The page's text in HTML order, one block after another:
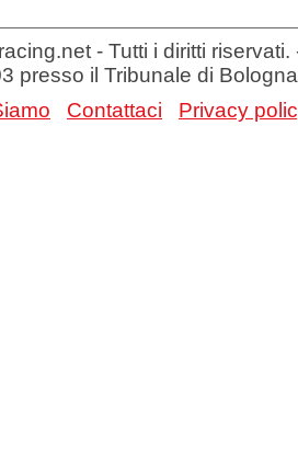
- Tutti i diritti
presso il Tribunale di Bologna
Contattaci Privacy